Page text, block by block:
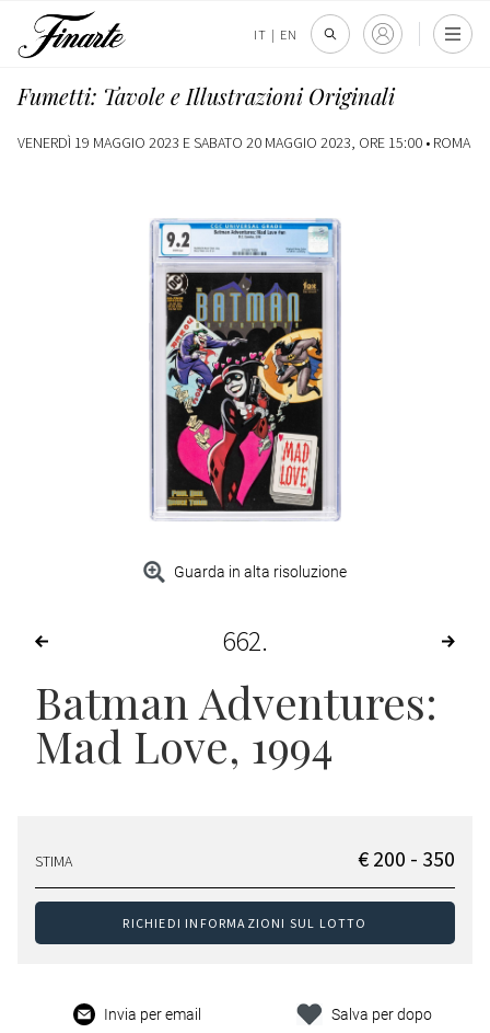
IT | EN
Fumetti: Tavole e Illustrazioni Originali
VENERDÌ 19 MAGGIO 2023 E SABATO 20 MAGGIO 2023, ORE 15:00 • ROMA
Guarda in alta risoluzione
662
Batman Adventures:
Mad Love, 1994
STIMA € 200 - 350
RICHIEDI INFORMAZIONI SUL LOTTO
Invia per email
Salva per dopo